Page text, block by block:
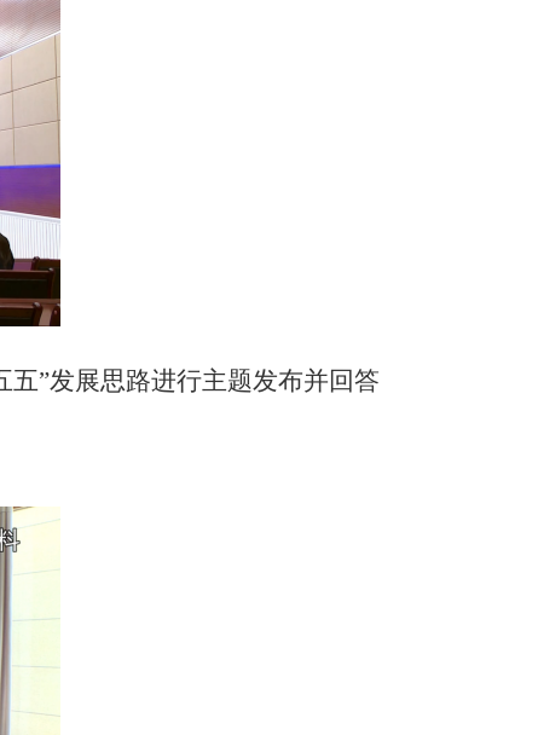
五”发展思路进行主题发布并回答